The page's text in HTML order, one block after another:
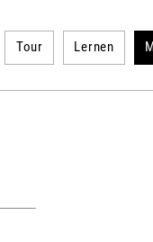
Tour Lernen